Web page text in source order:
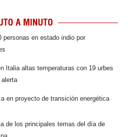
A MINUTO
personas en estado indio por
Italia altas temperaturas con 19 urbes
en proyecto de transición energética
de los principales temas del día de